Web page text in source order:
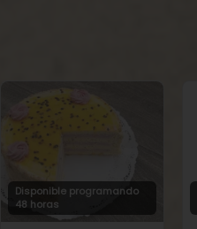
Disponible programando
48 horas